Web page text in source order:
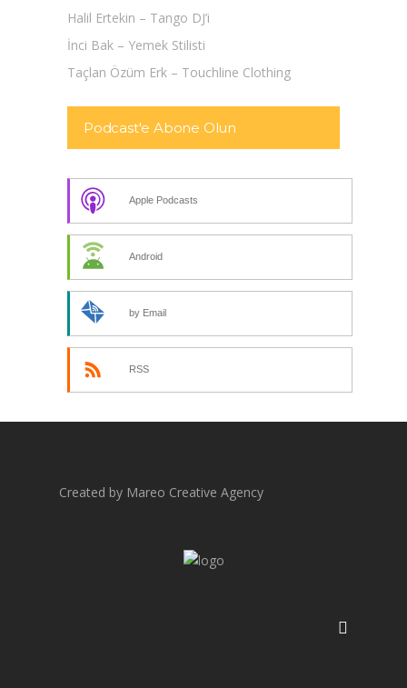
Halil Ertekin – Tango DJ’i
İnci Bak – Yemek Stilisti
Taçlan Özüm Erk – Touchline Clothing
Podcast'e Abone Olun
Apple Podcasts
Android
by Email
RSS
Created by Mareo Creative Agency